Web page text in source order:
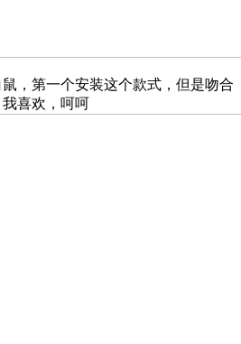
，第一个安装这个款式，但是吻合
喜欢，呵呵